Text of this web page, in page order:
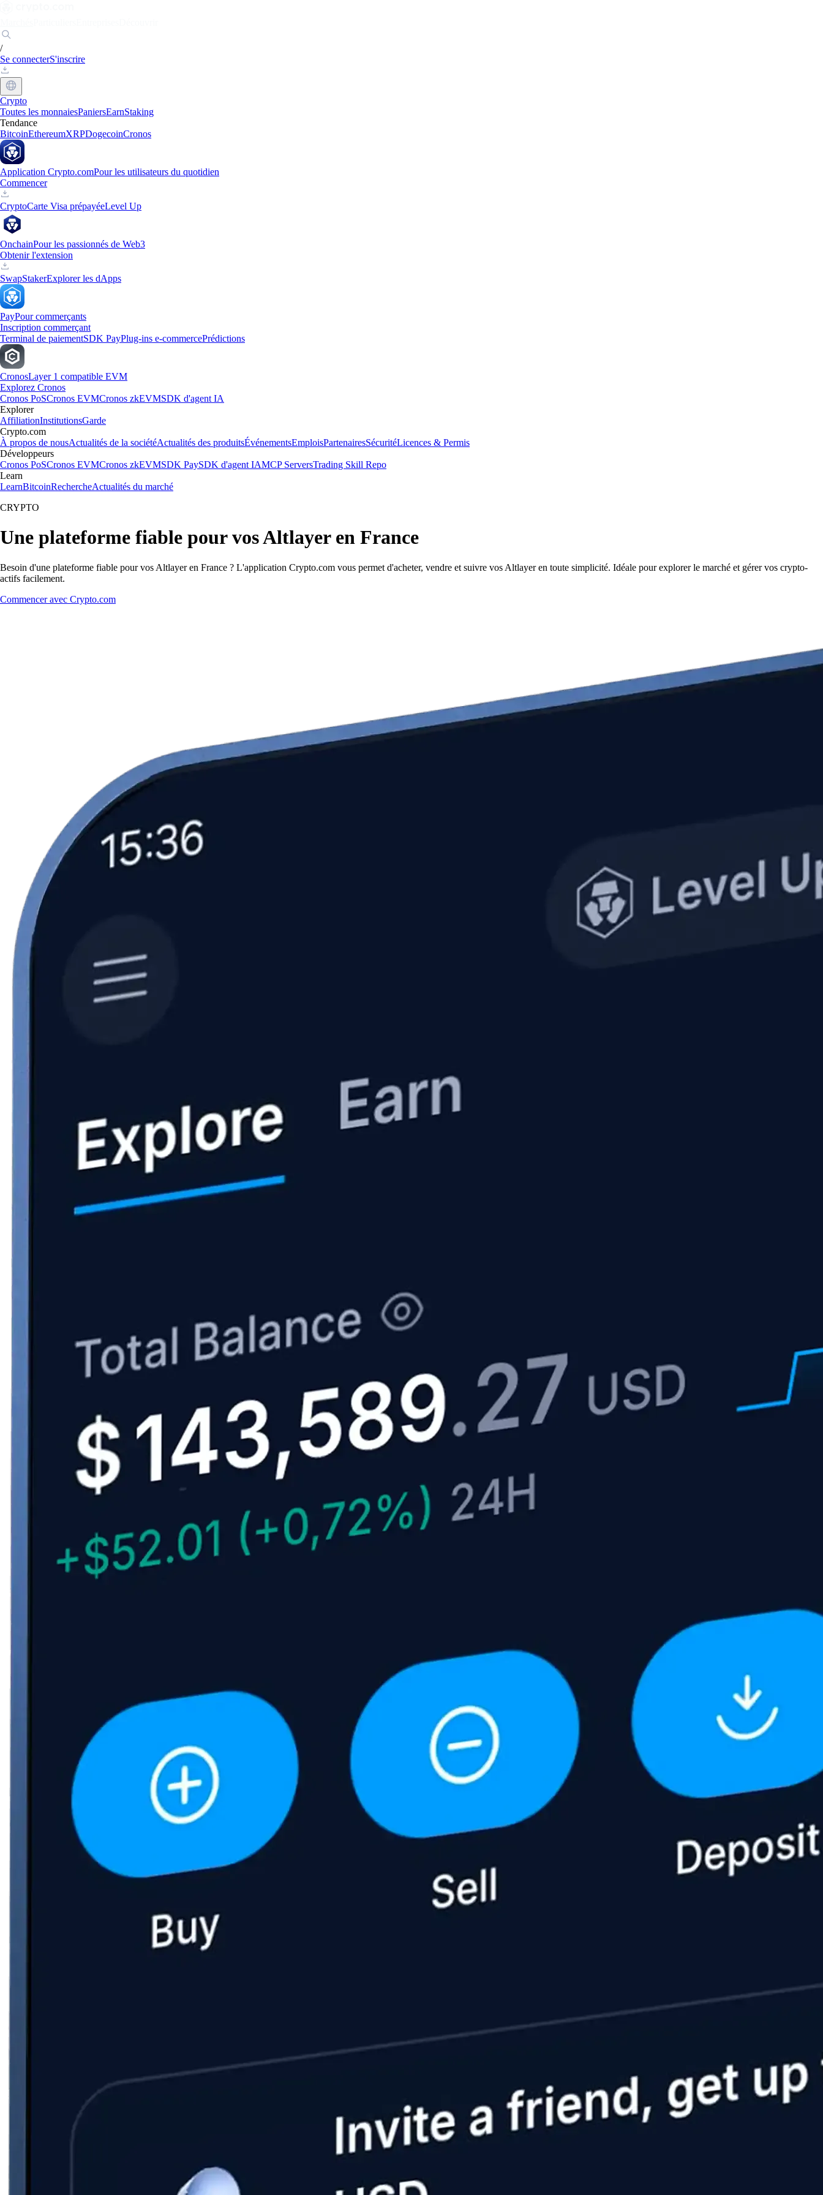
/
Se connecterS'inscrire
Crypto
Toutes les monnaiesPaniersEarnStaking
Tendance
BitcoinEthereumXRPDogecoinCronos
Application Crypto.comPour les utilisateurs du quotidien
Commencer
CryptoCarte Visa prépayéeLevel Up
OnchainPour les passionnés de Web3
Obtenir l'extension
SwapStakerExplorer les dApps
PayPour commerçants
Inscription commerçant
Terminal de paiementSDK PayPlug-ins e-commercePrédictions
CronosLayer 1 compatible EVM
Explorez Cronos
Cronos PoSCronos EVMCronos zkEVMSDK d'agent IA
Explorer
AffiliationInstitutionsGarde
Crypto.com
À propos de nousActualités de la sociétéActualités des produitsÉvénementsEmploisPartenairesSécuritéLicences & Permis
Développeurs
Cronos PoSCronos EVMCronos zkEVMSDK PaySDK d'agent IAMCP ServersTrading Skill Repo
Learn
LearnBitcoinRechercheActualités du marché
CRYPTO
Une plateforme fiable pour vos Altlayer en France
Besoin d'une plateforme fiable pour vos Altlayer en France ? L'application Crypto.com vous permet d'acheter, vendre et suivre vos Altlayer en toute simplicité. Idéale pour explorer le marché et gérer vos crypto-
actifs facilement.
Commencer avec Crypto.com